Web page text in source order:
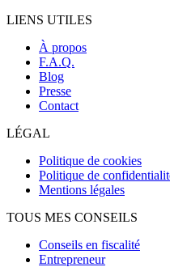
LIENS UTILES
À propos
F.A.Q.
Blog
Presse
Contact
LÉGAL
Politique de cookies
Politique de
Mentions légales
TOUS MES CONSEILS
Conseils en fiscalité
Entrepreneur